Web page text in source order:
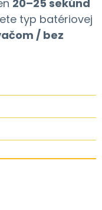
20–25 sekúnd
typ batériovej
/ bez